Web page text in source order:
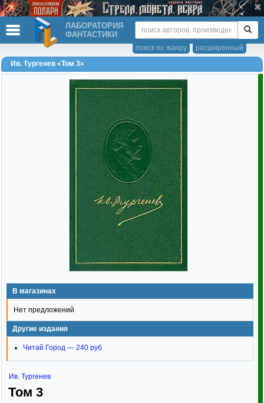
ЛАБОРАТОРИЯ
ФАНТАСТИКИ
расширенный
поиск по жанру
Ив. Тургенев «Том 3»
В магазинах
Нет предложений
Другие издания
Читай Город — 240 руб
Ив. Тургенев
Том 3